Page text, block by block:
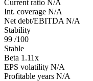
Current ratio N/A
Int. coverage N/A
Net debt/EBITDA N/A
Stability
99 /100
Stable
Beta 1.11x
EPS volatility N/A
Profitable years N/A